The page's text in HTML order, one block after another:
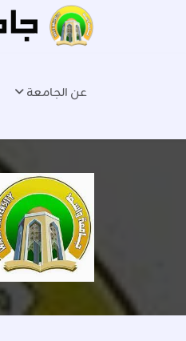
عن الجامعة